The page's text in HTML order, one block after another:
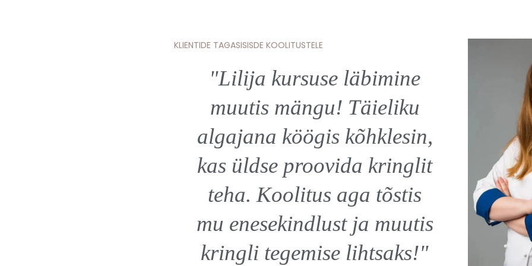
KLIENTIDE TAGASISISDE KOOLITUSTELE
"Lilija kursuse läbimine
muutis mängu! Täieliku
algajana köögis kõhklesin,
kas üldse proovida kringlit
teha. Koolitus aga tõstis
mu enesekindlust ja muutis
kringli tegemise lihtsaks!"